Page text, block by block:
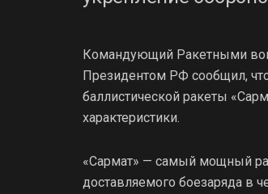
Командующий Ракетными
Президентом РФ сообщил,
баллистической ракеты
характеристики.
«Сармат» — самый мощный
доставляемого боезаряда в